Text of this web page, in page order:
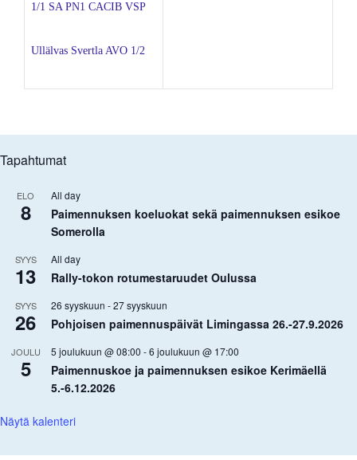
1/1 SA PN1 CACIB VSP
Ullälvas Svertla AVO 1/2
Tapahtumat
ELO
8
All day
Paimennuksen koeluokat sekä paimennuksen esikoe
Somerolla
SYYS
13
All day
Rally-tokon rotumestaruudet Oulussa
SYYS
26
26 syyskuun -27 syyskuun
Pohjoisen paimennuspäivät Limingassa 26.-27.9.2026
JOULU
5
5 joulukuun @ 08:00 -6 joulukuun @ 17:00
Paimennuskoe ja paimennuksen esikoe Kerimäellä
5.-6.12.2026
Näytä kalenteri